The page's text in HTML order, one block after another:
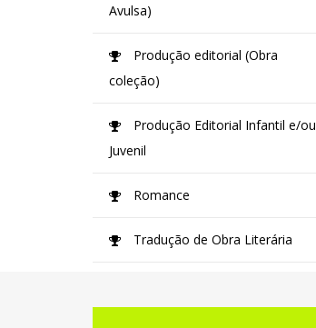
Avulsa)
Produção editorial (Obra
coleção)
Produção Editorial Infantil e/ou
Juvenil
Romance
Tradução de Obra Literária